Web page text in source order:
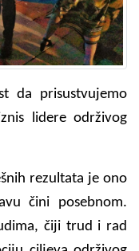
da prisustvujemo
lidere održivog
rezultata je ono
čini posebnom.
čiji trud i rad